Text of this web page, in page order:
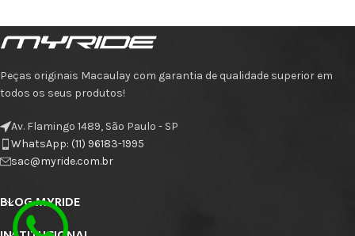
Peças originais Macaulay com garantia de qualidade superior em
todos os seus produtos!
Av. Flamingo 1489, São Paulo - SP
WhatsApp: (11) 96183-1995
sac@myride.com.br
BLOG MYRIDE